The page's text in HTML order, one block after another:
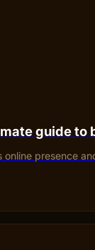
guide to
online presence